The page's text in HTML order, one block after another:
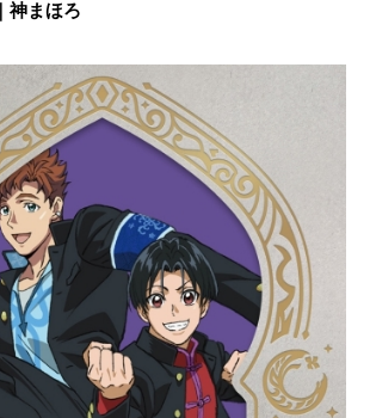
持つハッピー道具で奔走する。しか
情を抱えているようで･･･。これは、
ぼくときみの最高にハッピーな物語
――。作品名タコピーの原罪放送形
態配信スケジュール2025年6月28日
（土）～2025年8月2日（土）Netfli
x・AmazonPrimeVideoほか話数全6
話キャストタコピー：間宮くるみし
ずか：上田麗奈まりな：小原好美
東：永瀬アンナハッピーママ：能登
麻美子チャッピー：藤原夏海まりな
の母：恒松あゆみまりなの父：川田
紳司しずかの母：大地葉潤也：逢坂
良太東の母：内山夕実スタッフ原
作：「タコピーの原罪」タイザン5
｜神まほろ